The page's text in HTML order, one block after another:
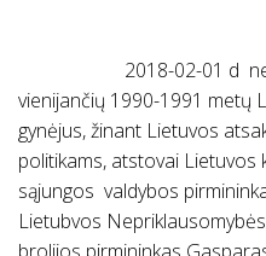
Vilnius,
2018-02-01 d
vienijančių 1990-1991 metų
gynėjus, žinant Lietuvos
politikams, atstovai
sąjungos valdybos
Lietubvos